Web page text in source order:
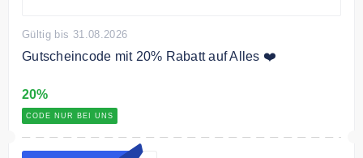
Gültig bis 31.08.2026
Gutscheincode mit 20% Rabatt auf Alles ❤️
20%
CODE NUR BEI UNS